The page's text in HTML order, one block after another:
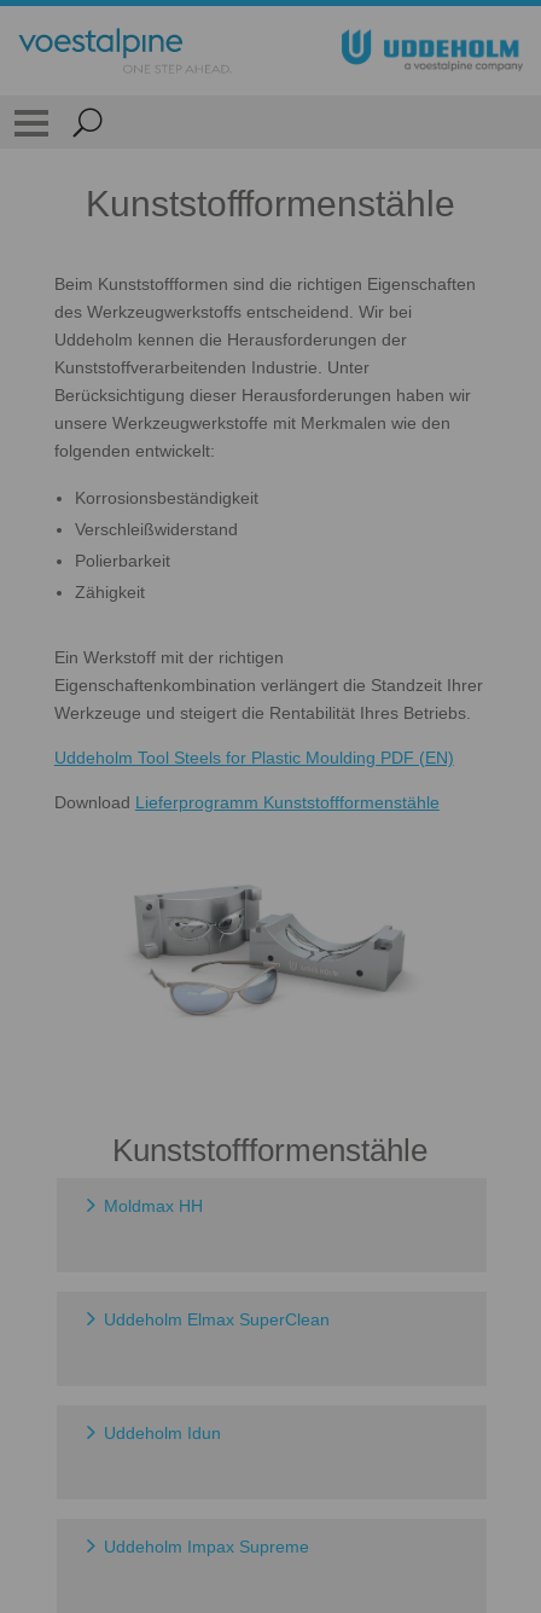
Kunststoffformenstähle
Beim Kunststoffformen sind die richtigen Eigenschaften
des Werkzeugwerkstoffs entscheidend. Wir bei
Uddeholm kennen die Herausforderungen der
Kunststoffverarbeitenden Industrie. Unter
Berücksichtigung dieser Herausforderungen haben wir
unsere Werkzeugwerkstoffe mit Merkmalen wie den
folgenden entwickelt:
Korrosionsbeständigkeit
Verschleißwiderstand
Polierbarkeit
Zähigkeit
Ein Werkstoff mit der richtigen
Eigenschaftenkombination verlängert die Standzeit Ihrer
Werkzeuge und steigert die Rentabilität Ihres Betriebs.
Uddeholm Tool Steels for Plastic Moulding PDF (EN)
Download Lieferprogramm Kunststoffformenstähle
Kunststoffformenstähle
Moldmax HH
Uddeholm Elmax SuperClean
Uddeholm Idun
Uddeholm Impax Supreme